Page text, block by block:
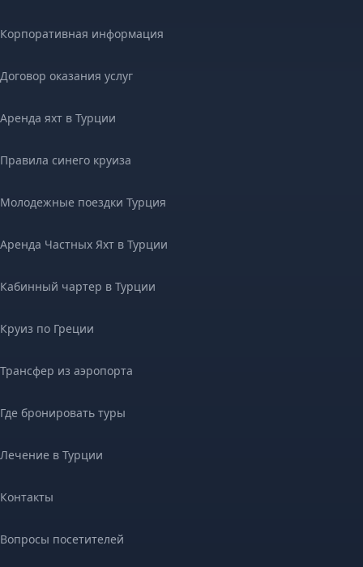
Корпоративная информация
Договор оказания услуг
Аренда яхт в Турции
Правила синего круиза
Молодежные поездки Турция
Аренда Частных Яхт в Турции
Кабинный чартер в Турции
Круиз по Греции
Трансфер из аэропорта
Где бронировать туры
Лечение в Турции
Контакты
Вопросы посетителей